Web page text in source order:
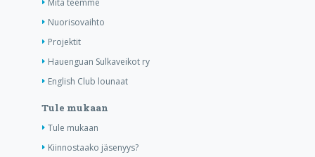
Mitä teemme
Nuorisovaihto
Projektit
Hauenguan Sulkaveikot ry
English Club lounaat
Tule mukaan
Tule mukaan
Kiinnostaako jäsenyys?